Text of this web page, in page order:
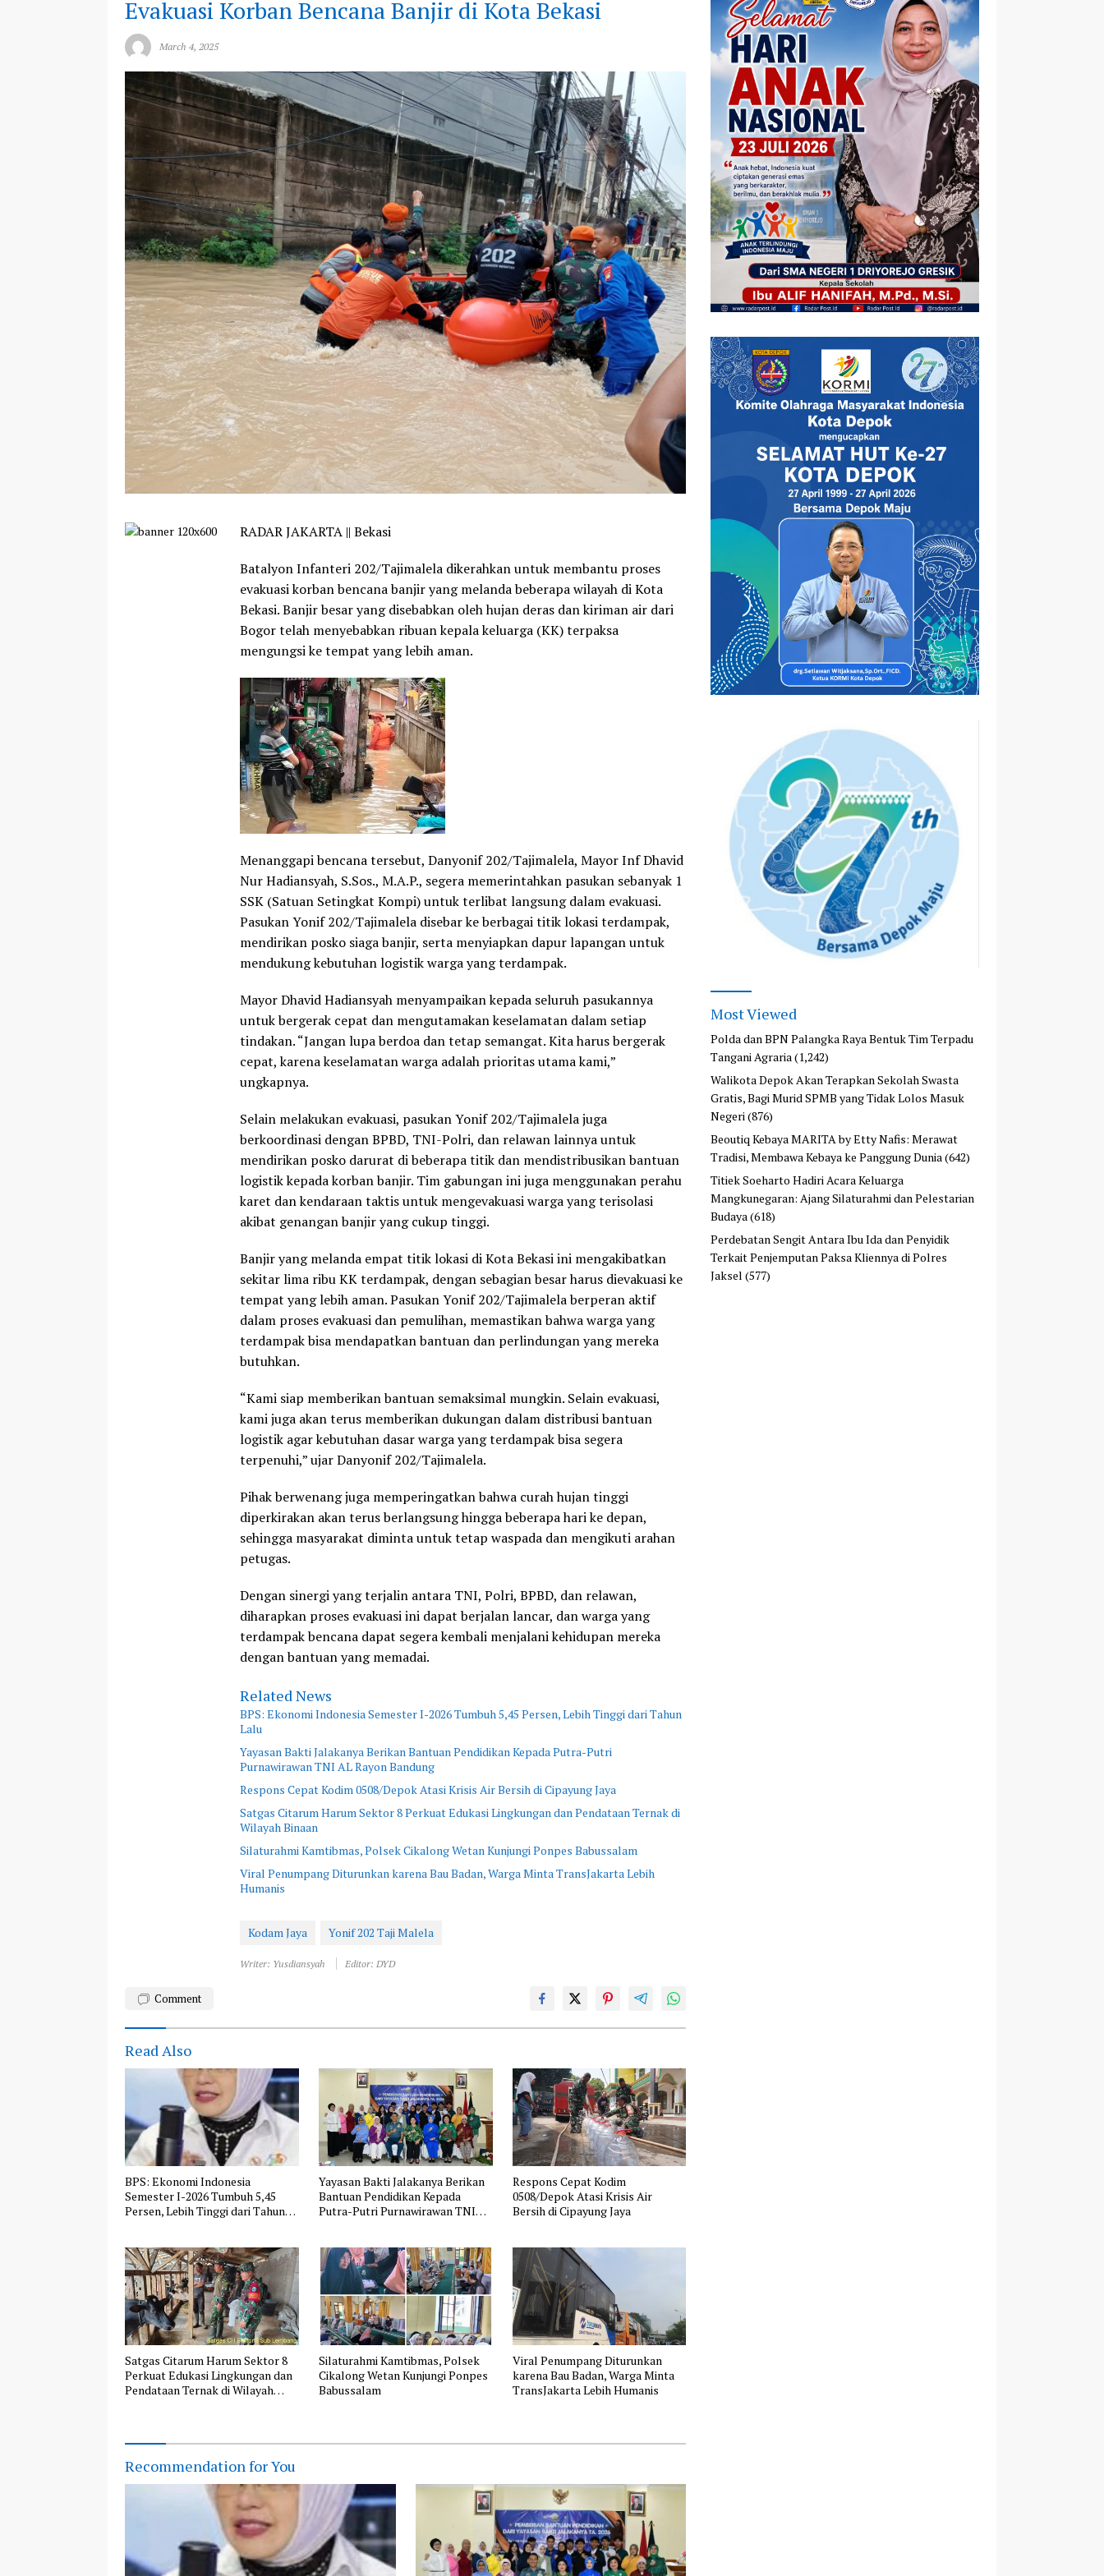
Evakuasi Korban Bencana Banjir di Kota Bekasi
March 4, 2025
RADAR JAKARTA || Bekasi
Batalyon Infanteri 202/Tajimalela dikerahkan untuk membantu proses
evakuasi korban bencana banjir yang melanda beberapa wilayah di Kota
Bekasi. Banjir besar yang disebabkan oleh hujan deras dan kiriman air dari
Bogor telah menyebabkan ribuan kepala keluarga (KK) terpaksa
mengungsi ke tempat yang lebih aman.
Menanggapi bencana tersebut, Danyonif 202/Tajimalela, Mayor Inf Dhavid
Nur Hadiansyah, S.Sos., M.A.P., segera memerintahkan pasukan sebanyak 1
SSK (Satuan Setingkat Kompi) untuk terlibat langsung dalam evakuasi.
Pasukan Yonif 202/Tajimalela disebar ke berbagai titik lokasi terdampak,
mendirikan posko siaga banjir, serta menyiapkan dapur lapangan untuk
mendukung kebutuhan logistik warga yang terdampak.
Mayor Dhavid Hadiansyah menyampaikan kepada seluruh pasukannya
untuk bergerak cepat dan mengutamakan keselamatan dalam setiap
tindakan. “Jangan lupa berdoa dan tetap semangat. Kita harus bergerak
cepat, karena keselamatan warga adalah prioritas utama kami,”
ungkapnya.
Selain melakukan evakuasi, pasukan Yonif 202/Tajimalela juga
berkoordinasi dengan BPBD, TNI-Polri, dan relawan lainnya untuk
mendirikan posko darurat di beberapa titik dan mendistribusikan bantuan
logistik kepada korban banjir. Tim gabungan ini juga menggunakan perahu
karet dan kendaraan taktis untuk mengevakuasi warga yang terisolasi
akibat genangan banjir yang cukup tinggi.
Banjir yang melanda empat titik lokasi di Kota Bekasi ini mengakibatkan
sekitar lima ribu KK terdampak, dengan sebagian besar harus dievakuasi ke
tempat yang lebih aman. Pasukan Yonif 202/Tajimalela berperan aktif
dalam proses evakuasi dan pemulihan, memastikan bahwa warga yang
terdampak bisa mendapatkan bantuan dan perlindungan yang mereka
butuhkan.
“Kami siap memberikan bantuan semaksimal mungkin. Selain evakuasi,
kami juga akan terus memberikan dukungan dalam distribusi bantuan
logistik agar kebutuhan dasar warga yang terdampak bisa segera
terpenuhi,” ujar Danyonif 202/Tajimalela.
Pihak berwenang juga memperingatkan bahwa curah hujan tinggi
diperkirakan akan terus berlangsung hingga beberapa hari ke depan,
sehingga masyarakat diminta untuk tetap waspada dan mengikuti arahan
petugas.
Dengan sinergi yang terjalin antara TNI, Polri, BPBD, dan relawan,
diharapkan proses evakuasi ini dapat berjalan lancar, dan warga yang
terdampak bencana dapat segera kembali menjalani kehidupan mereka
dengan bantuan yang memadai.
Related News
BPS: Ekonomi Indonesia Semester I-2026 Tumbuh 5,45 Persen, Lebih Tinggi dari Tahun
Lalu
Yayasan Bakti Jalakanya Berikan Bantuan Pendidikan Kepada Putra-Putri
Purnawirawan TNI AL Rayon Bandung
Respons Cepat Kodim 0508/Depok Atasi Krisis Air Bersih di Cipayung Jaya
Satgas Citarum Harum Sektor 8 Perkuat Edukasi Lingkungan dan Pendataan Ternak di
Wilayah Binaan
Silaturahmi Kamtibmas, Polsek Cikalong Wetan Kunjungi Ponpes Babussalam
Viral Penumpang Diturunkan karena Bau Badan, Warga Minta TransJakarta Lebih
Humanis
Kodam Jaya Yonif 202 Taji Malela
Writer: Yusdiansyah Editor: DYD
Comment
Read Also
BPS: Ekonomi Indonesia
Semester I-2026 Tumbuh 5,45
Persen, Lebih Tinggi dari Tahun
Yayasan Bakti Jalakanya Berikan
Bantuan Pendidikan Kepada
Putra-Putri Purnawirawan TNI
Respons Cepat Kodim
0508/Depok Atasi Krisis Air
Bersih di Cipayung Jaya
Satgas Citarum Harum Sektor 8
Perkuat Edukasi Lingkungan dan
Pendataan Ternak di Wilayah
Silaturahmi Kamtibmas, Polsek
Cikalong Wetan Kunjungi Ponpes
Babussalam
Viral Penumpang Diturunkan
karena Bau Badan, Warga Minta
TransJakarta Lebih Humanis
Recommendation for You
Most Viewed
Polda dan BPN Palangka Raya Bentuk Tim Terpadu
Tangani Agraria(1,242)
Walikota Depok Akan Terapkan Sekolah Swasta
Gratis, Bagi Murid SPMB yang Tidak Lolos Masuk
Negeri(876)
Beoutiq Kebaya MARITA by Etty Nafis: Merawat
Tradisi, Membawa Kebaya ke Panggung Dunia(642)
Titiek Soeharto Hadiri Acara Keluarga
Mangkunegaran: Ajang Silaturahmi dan Pelestarian
Budaya(618)
Perdebatan Sengit Antara Ibu Ida dan Penyidik
Terkait Penjemputan Paksa Kliennya di Polres
Jaksel (577)